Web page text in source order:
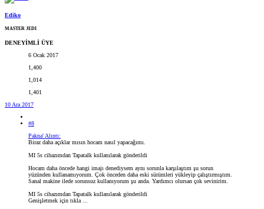
Ediko
MASTER JEDI
DENEYİMLİ ÜYE
6 Ocak 2017
1,400
1,014
1,401
10 Ara 2017
#8
Pakna' Alıntı:
Biraz daha açıklar mısın hocam nasıl yapacağımı.
MI 5s cihazımdan Tapatalk kullanılarak gönderildi
Hocam daha öncede hangi imajı denediysem aynı sorunla karşılaştım şu sorun
yüzünden kullanamıyorum. Çok önceden daha eski sürümleri yükleyip çalıştırmıştım.
Sanal makine ilede sorunsuz kullanıyorum şu anda. Yardımcı olursan çok sevinirim.
MI 5s cihazımdan Tapatalk kullanılarak gönderildi
Genişletmek için tıkla ...